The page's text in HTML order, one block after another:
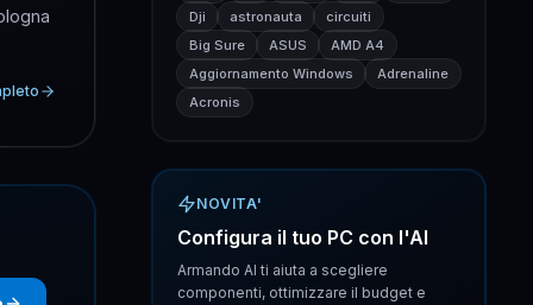
Dji
astronauta
circuiti
Big Sure
ASUS
AMD A4
Aggiornamento Windows
Adrenaline
Acronis
NOVITA'
Configura il tuo PC con l'AI
Armando AI ti aiuta a scegliere
componenti, ottimizzare il budget e